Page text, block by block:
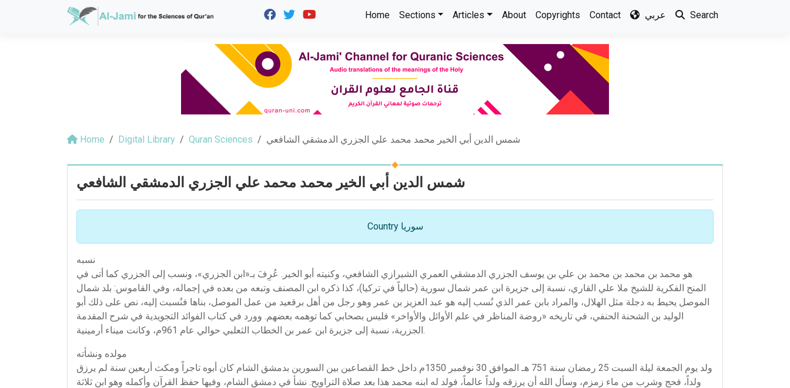
Home Sections Articles About Copyrights Contact عربي Search
Home Digital Library Quran Sciences شمس الدين أبي الخير محمد محمد علي الجزري الدمشقي الشافعي
شمس الدين أبي الخير محمد محمد علي الجزري الدمشقي الشافعي
Country سوريا
نسبه
هو محمد بن محمد بن محمد بن علي بن يوسف الجزري الدمشقي العمري الشيرازي الشافعي، وكنيته أبو الخير. عُرِفَ بـ«ابن الجزري»، ونسب إلى الجزري كما أتى في
المنح الفكرية للشيخ ملا علي القاري، نسبة إلى جزيرة ابن عمر شمال سورية (حالياً في تركيا)، كذا ذكره ابن المصنف وتبعه من بعده في إجماله، وفي القاموس: بلد شمال
الموصل يحيط به دجلة مثل الهلال، والمراد بابن عمر الذي نُسب إليه هو عبد العزيز بن عمر وهو رجل من أهل برقعيد من عمل الموصل، بناها فنُسبت إليه، نص على ذلك أبو
الوليد بن الشحنة الحنفي، في تاريخه «روضة المناظر في علم الأوائل والأواخر» فليس بصحابي كما توهمه بعضهم. وورد في كتاب الفوائد التجويدية في شرح المقدمة
الجزرية، نسبة إلى جزيرة ابن عمر بن الخطاب الثعلبي حوالي عام 961م، وكانت ميناء أرمينية.
مولده ونشأته
ولد يوم الجمعة ليلة السبت 25 رمضان سنة 751 هـ الموافق 30 نوفمبر 1350م داخل خط القصاعين بين السورين بدمشق الشام كان أبوه تاجراً ومكث أربعين سنة لم يرزق
ولداً، فحج وشرب من ماء زمزم، وسأل الله أن يرزقه ولداً عالماً، فولد له ابنه محمد هذا بعد صلاة التراويح. نشأ في دمشق الشام، وفيها حفظ القرآن وأكمله وهو ابن ثلاثة